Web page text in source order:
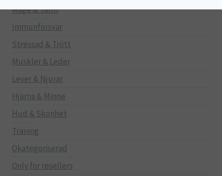
Mage & Tarm
Immunförsvar
Stressad & Trött
Muskler & Leder
Lever & Njurar
Hjärna & Minne
Hud & Skönhet
Träning
Okategoriserad
Only for resellers